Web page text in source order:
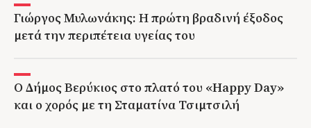
Γιώργος Μυλωνάκης: Η πρώτη βραδινή έξοδος
μετά την περιπέτεια υγείας του
Ο Δήμος Βερύκιος στο πλατό του «Happy Day»
και ο χορός με τη Σταματίνα Τσιμτσιλή